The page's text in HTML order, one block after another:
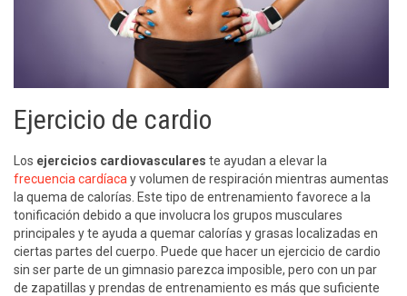
Ejercicio de cardio
Los ejercicios cardiovasculares te ayudan a elevar la
frecuencia cardíaca y volumen de respiración mientras aumentas
la quema de calorías. Este tipo de entrenamiento favorece a la
tonificación debido a que involucra los grupos musculares
principales y te ayuda a quemar calorías y grasas localizadas en
ciertas partes del cuerpo. Puede que hacer un ejercicio de cardio
sin ser parte de un gimnasio parezca imposible, pero con un par
de zapatillas y prendas de entrenamiento es más que suficiente